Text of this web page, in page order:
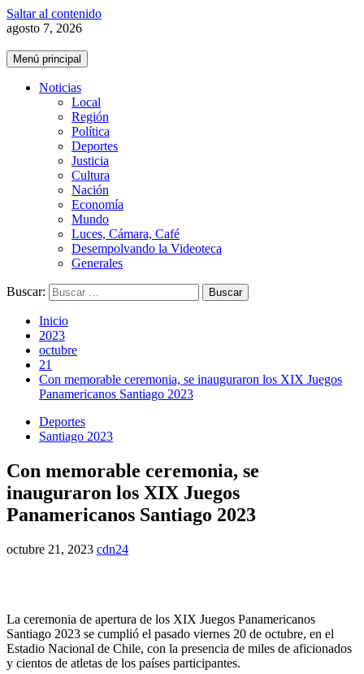
Saltar al contenido
agosto 7, 2026
Menú principal
Noticias
Local
Región
Política
Deportes
Justicia
Cultura
Nación
Economía
Mundo
Luces, Cámara, Café
Desempolvando la Videoteca
Generales
Buscar:
Inicio
2023
octubre
21
Con memorable ceremonia, se inauguraron los XIX Juegos
Panamericanos Santiago 2023
Deportes
Santiago 2023
Con memorable ceremonia, se
inauguraron los XIX Juegos
Panamericanos Santiago 2023
octubre 21, 2023 cdn24
La ceremonia de apertura de los XIX Juegos Panamericanos
Santiago 2023 se cumplió el pasado viernes 20 de octubre, en el
Estadio Nacional de Chile, con la presencia de miles de aficionados
y cientos de atletas de los países participantes.